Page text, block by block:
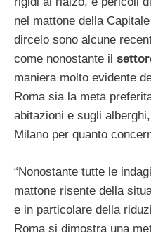
nel mattone della
dircelo sono alcune
come nonostante il
maniera molto evidente
Roma sia la meta
abitazioni e sugli
Milano per quanto
“Nonostante tutte le
mattone risente della
e in particolare della
Roma si dimostra una